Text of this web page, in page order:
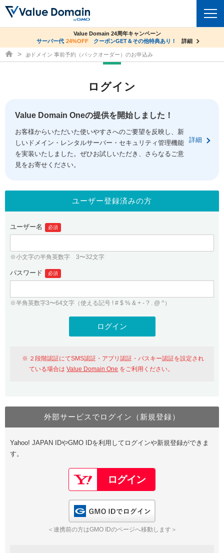
ドメイントップ
ドメイン移管
ドメイン価格一覧
ドメイン一括検索
.jpドメインオークション
gTLDオークション NEW!
.jpドメインバックオーダー
プレミアムドメイン
人気ドメインの種類
WHOIS検索
コアサーバー
バリューサーバー
XREA
セキュリティトップ
Value Domain ネットde診断
SSL証明書
サービストップ
お得意様割引
紹介制度
バリュードメインAPI
ドメイン・ホスティングOEM
facebook
ログイン
従来のバリュードメインをご利用希望の方
Value Domainにログイン
おすすめ One レンタルサーバーを含む最新の機能を使う方
Value Domain Oneにログイン
Google
GMO ID Amazon
※AmazonはValue Domain Oneのログイン画面へ遷移します
ユーザー登録
Value Domain Oneアカウント作成
以下でも登録可能
Google Yahoo!
GMO ID
co.jpドメイン✕コアサーバーV2ビジネス応援キャンペーン
サーバー料金1年間無料
詳細
Value Domain 24周年キャンペーン
サーバー代 24%OFF クーポンGET＆その他特典あり！ 詳細
ドメイン取得ならバリュードメイン
.jpドメイン 事前予約（バックオーダー）のお申込み
ログイン
Value Domain Oneの提供を開始しました！
お客様からいただいた使いやすさへのご要望を反映し、新
しいドメイン・レンタルサーバー・セキュリティ管理機能
を実装いたしました。ぜひお試しいただき、さらなるご意
見をお寄せください。
詳細
ユーザー登録済みの方
ユーザー名 必須
※小文字の半角英数字 3〜32文字
パスワード 必須
※半角英数字3〜64文字（使える記号 ! # $ % & + - ? . @ ^）
２段階認証にてSMS認証・アプリ認証・パスキー認証を設定され
ている場合はValue Domain One をご利用ください。
外部サービスでログイン（新規登録）
Yahoo! JAPAN IDやGMO IDを利用してログインや新規登録ができま
す。
＜連携前の方はGMO IDのページへ移動します＞